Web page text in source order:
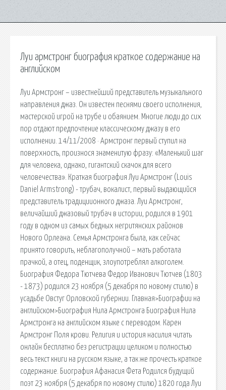
Луи армстронг биография краткое содержание на
английском
Луи Армстронг – известнейший представитель музыкального
направления джаз. Он известен песнями своего исполнения,
мастерской игрой на трубе и обаянием. Многие люди до сих
пор отдают предпочтение классическому джазу в его
исполнении. 14/11/2008 · Армстронг первый ступил на
поверхность, произнося знаменитую фразу: «Маленький шаг
для человека, однако, гигантский скачок для всего
человечества». Краткая биография Луи Армстронг (Louis
Daniel Armstrong) - трубач, вокалист, первый выдающийся
представитель традициионного джаза. Луи Армстронг,
величайший джазовый трубач в истории, родился в 1901
году в одном из самых бедных негритянских районов
Нового Орлеана. Семья Армстронга была, как сейчас
принято говорить, неблагополучной – мать работала
прачкой, а отец, поденщик, злоупотреблял алкоголем.
Биография Федора Тютчева Федор Иванович Тютчев (1803
- 1873) родился 23 ноября (5 декабря по новому стилю) в
усадьбе Овстуг Орловской губернии. Главная>Биографии на
английском>Биография Нила Армстронга Биография Нила
Армстронга на английском языке с переводом. Карен
Армстронг Поля крови. Религия и история насилия читать
онлайн бесплатно без регистрации целиком и полностью
весь текст книги на русском языке, а так же прочесть краткое
содержание. Биография Афанасия Фета Родился будущий
поэт 23 ноября (5 декабря по новому стилю) 1820 года Луи